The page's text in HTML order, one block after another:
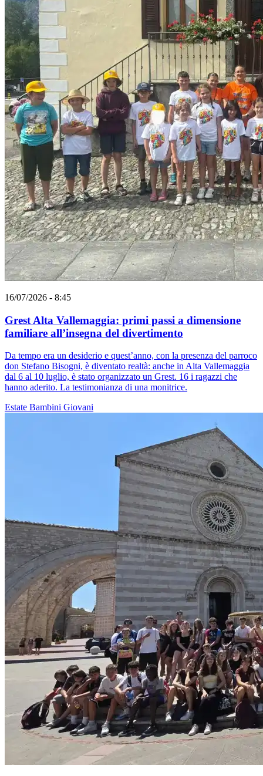
16/07/2026 - 8:45
Grest Alta Vallemaggia: primi passi a dimensione
familiare all’insegna del divertimento
Da tempo era un desiderio e quest’anno, con la presenza del parroco
don Stefano Bisogni, è diventato realtà: anche in Alta Vallemaggia
dal 6 al 10 luglio, è stato organizzato un Grest. 16 i ragazzi che
hanno aderito. La testimonianza di una monitrice.
Estate Bambini Giovani